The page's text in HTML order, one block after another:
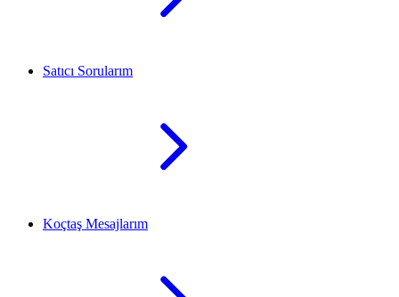
Satıcı Sorularım
Koçtaş Mesajlarım